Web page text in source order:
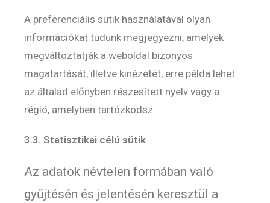
A preferenciális sütik használatával olyan
információkat tudunk megjegyezni, amelyek
megváltoztatják a weboldal bizonyos
magatartását, illetve kinézetét, erre példa lehet
az általad előnyben részesített nyelv vagy a
régió, amelyben tartózkodsz.
3.3. Statisztikai célú sütik
Az adatok névtelen formában való
gyűjtésén és jelentésén keresztül a